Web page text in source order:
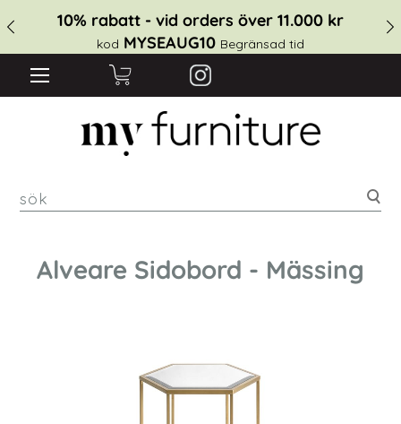
10% rabatt - vid orders över 11.000 kr
kod MYSEAUG10 Begränsad tid
Alveare Sidobord - Mässing